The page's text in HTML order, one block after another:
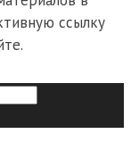
ссылку